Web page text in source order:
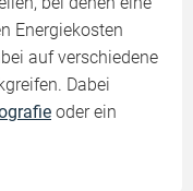
Energiekosten
auf verschiedene
Dabei
oder ein